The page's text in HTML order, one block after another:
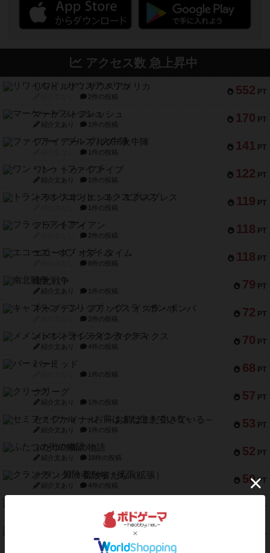
アクセス数 急上昇中
552 PT
リワイルド：サウスアメリカ
2件の投稿
170 PT
マーケットフレッシュ
紹介文あり 1件の投稿
141 PT
ファイアー・ブルズ / 火牛陣
1件の投稿
122 PT
ワン・トゥ・ファイブ
紹介文あり 1件の投稿
119 PT
トランスオリエント・エクスプレス
1件の投稿
118 PT
フラットアイアン
2件の投稿
118 PT
エコーズ・オブ・タイム
8件の投稿
79 PT
南北戦争
紹介文あり 1件の投稿
72 PT
キャプテン・フリップ：イスラ・ボンバ
2件の投稿
70 PT
メメントオンラインタクティクス
紹介文あり 4件の投稿
68 PT
パーミッド
1件の投稿
57 PT
クリーグ
紹介文あり 1件の投稿
53 PT
セミファイナル ～お前はまだ生きている～
紹介文あり 1件の投稿
52 PT
ふたつの街の物語
紹介文あり 18件の投稿
50 PT
クランク! ：冒険者たち（拡張）
紹介文あり 4件の投稿
PT
1件の投稿
PT
スターマイン・ラミー ポケット
2件の投稿